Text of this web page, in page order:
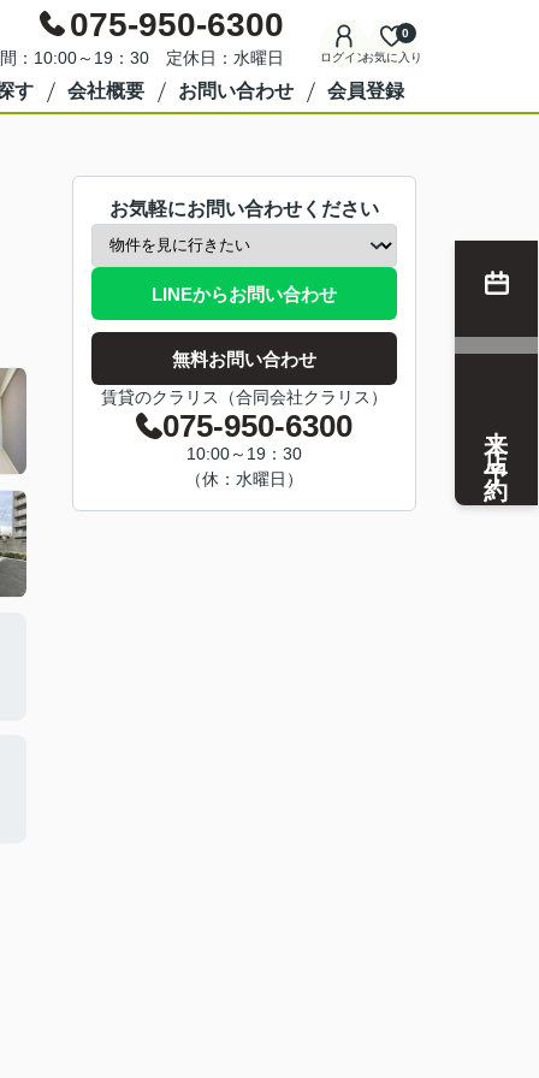
075-950-6300
：10:00～19：30 定休日：水曜日 ログインお気に入り
0
す 会社概要 お問い合わせ 会員登録
お気軽にお問い合わせください
LINEからお問い合わせ
無料お問い合わせ
賃貸のクラリス（合同会社クラリス）
075-950-6300
10:00～19：30
（休：水曜日）
来店予約